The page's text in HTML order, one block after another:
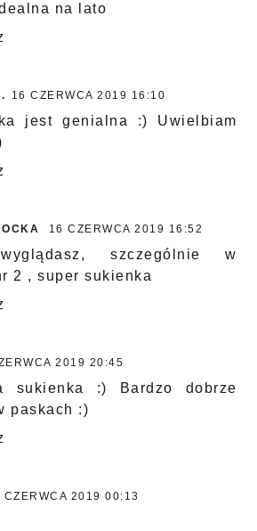
na lato
16 CZERWCA 2019 16:10
jest genialna :) Uwielbiam
16 CZERWCA 2019 16:52
szczególnie w
2 , super sukienka
2019 20:45
sukienka :) Bardzo dobrze
paskach :)
CZERWCA 2019 00:13